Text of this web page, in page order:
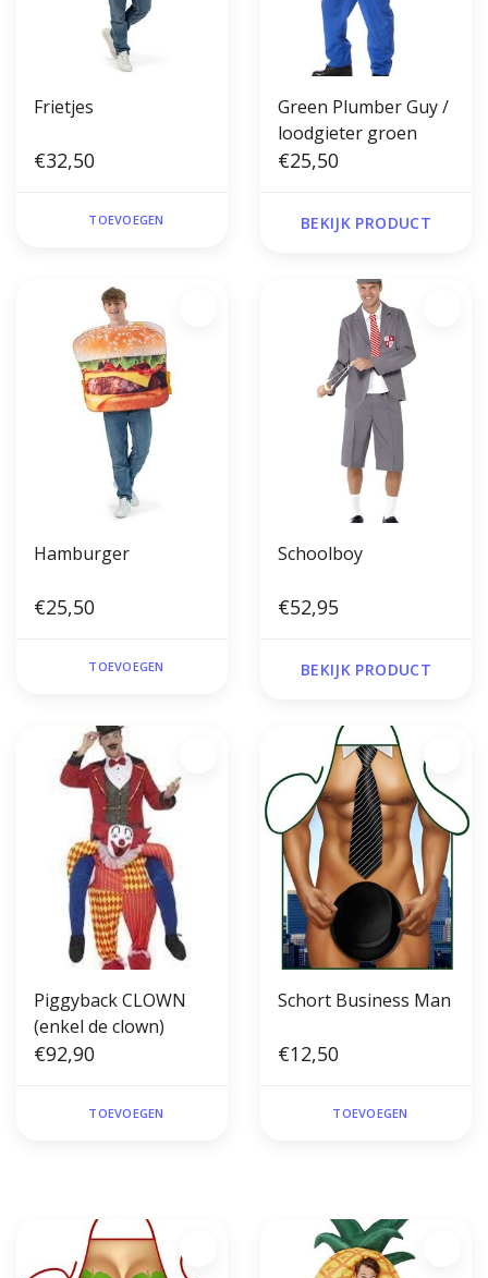
Frietjes
€32,50
TOEVOEGEN
Green Plumber Guy /
loodgieter groen
€25,50
BEKIJK PRODUCT
Hamburger
€25,50
TOEVOEGEN
Schoolboy
€52,95
BEKIJK PRODUCT
Piggyback CLOWN
(enkel de clown)
€92,90
TOEVOEGEN
Schort Business Man
€12,50
TOEVOEGEN